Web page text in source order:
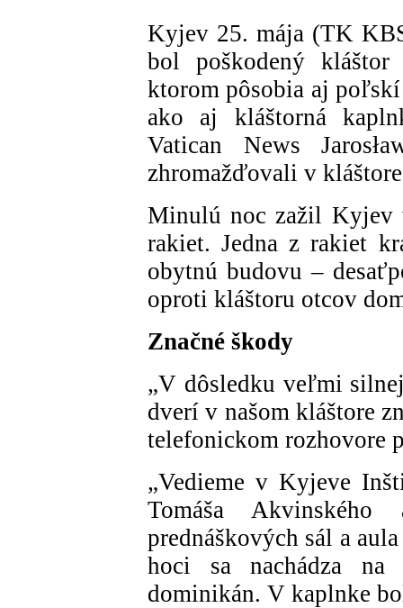
Kyjev 25. mája (TK
bol poškodený
ktorom pôsobia aj
ako aj kláštorná
Vatican News
zhromažďovali v
Minulú noc zažil Kyjev
rakiet. Jedna z rakiet
obytnú budovu –
oproti kláštoru otcov
Značné škody
„V dôsledku veľmi
dverí v našom kláštore
telefonickom rozhovore
„Vedieme v Kyjeve
Tomáša
prednáškových sál a
hoci sa nachádza na
dominikán. V kaplnke